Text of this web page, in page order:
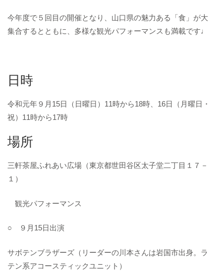
今年度で５回目の開催となり、山口県の魅力ある「食」が大
集合するとともに、多様な観光パフォーマンスも満載です♩
日時
令和元年９月15日（日曜日）11時から18時、16日（月曜日・
祝）11時から17時
場所
三軒茶屋ふれあい広場（東京都世田谷区太子堂二丁目１７－
１）
観光パフォーマンス
○ ９月15日出演
サボテンブラザーズ（リーダーの川本さんは岩国市出身。ラ
テン系アコースティックユニット）